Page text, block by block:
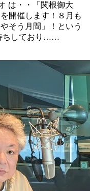
は・・「関根御大
開催します！８月も
そう月間」！という
ちしており……